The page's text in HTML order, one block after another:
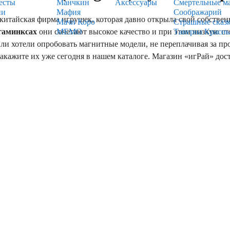
Аксессуары
Манчкин
Мафия
Мачи Коро
МЕМО
Смертельные
Соображарий
Страшные
Таверна
фирма игрушек, которая давно открыла свой
они сочетают высокое качество и при этом низкую
хотели опробовать магнитные модели, не переплачивая за
их уже сегодня в нашем каталоге. Магазин «игРай»